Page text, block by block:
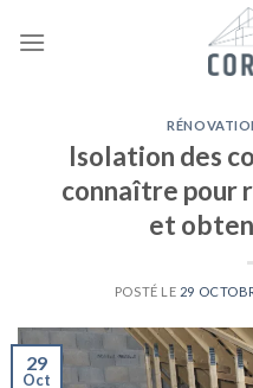
Isolation des
connaître pour
et
POSTÉ LE 29
29
Oct